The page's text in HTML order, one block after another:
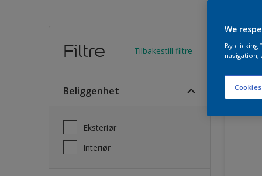
Filtre Tilbakestill filtre
Beliggenhet
Eksteriør
Interiør
We
By clicking
navigation,